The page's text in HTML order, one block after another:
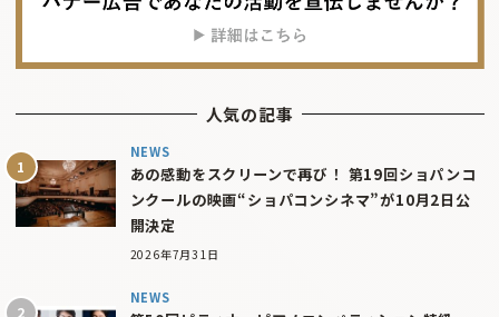
人気の記事
NEWS
あの感動をスクリーンで再び！ 第19回ショパンコ
ンクールの映画“ショパコンシネマ”が10月2日公
開決定
2026年7月31日
NEWS